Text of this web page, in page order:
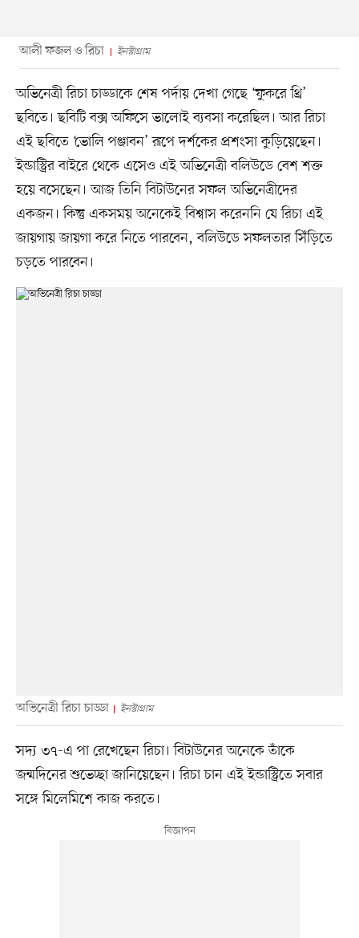
আলী ফজল ও রিচা ইনস্টাগ্রাম
অভিনেত্রী রিচা চাড্ডাকে শেষ পর্দায় দেখা গেছে ‘ফুকরে থ্রি’
ছবিতে। ছবিটি বক্স অফিসে ভালোই ব্যবসা করেছিল। আর রিচা
এই ছবিতে ‘ভোলি পঞ্জাবন’ রূপে দর্শকের প্রশংসা কুড়িয়েছেন।
ইন্ডাস্ট্রির বাইরে থেকে এসেও এই অভিনেত্রী বলিউডে বেশ শক্ত
হয়ে বসেছেন। আজ তিনি বিটাউনের সফল অভিনেত্রীদের
একজন। কিন্তু একসময় অনেকেই বিশ্বাস করেননি যে রিচা এই
জায়গায় জায়গা করে নিতে পারবেন, বলিউডে সফলতার সিঁড়িতে
চড়তে পারবেন।
অভিনেত্রী রিচা চাড্ডা ইনস্টাগ্রাম
সদ্য ৩৭-এ পা রেখেছেন রিচা। বিটাউনের অনেকে তাঁকে
জন্মদিনের শুভেচ্ছা জানিয়েছেন। রিচা চান এই ইন্ডাস্ট্রিতে সবার
সঙ্গে মিলেমিশে কাজ করতে।